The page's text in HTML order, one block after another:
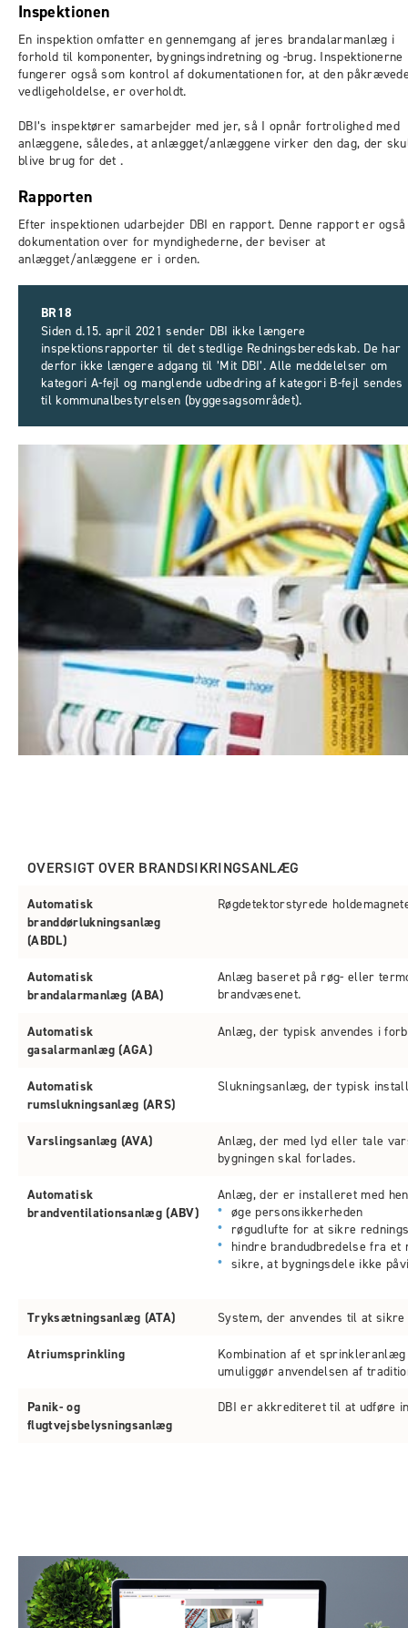
Inspektionen
En inspektion omfatter en gennemgang af jeres brandalarmanlæg i
forhold til komponenter, bygningsindretning og -brug. Inspektionerne
fungerer også som kontrol af dokumentationen for, at den
vedligeholdelse, er overholdt.
DBI’s inspektører samarbejder med jer, så I opnår fortrolighed med
anlæggene, således, at anlægget/anlæggene virker den dag, der
blive brug for det .
Rapporten
Efter inspektionen udarbejder DBI en rapport. Denne rapport er
dokumentation over for myndighederne, der beviser at
anlægget/anlæggene er i orden.
BR18
Siden d.15. april 2021 sender DBI ikke længere
inspektionsrapporter til det stedlige Redningsberedskab. De har
derfor ikke længere adgang til ’Mit DBI’. Alle meddelelser om
kategori A-fejl og manglende udbedring af kategori B-fejl sendes
til kommunalbestyrelsen (byggesagsområdet).
OVERSIGT OVER BRANDSIKRINGSANLÆG
Automatisk
branddørlukningsanlæg
(ABDL)
Røgdetektorstyrede
Automatisk
brandalarmanlæg (ABA)
Anlæg baseret på røg- eller
brandvæsenet.
Automatisk
gasalarmanlæg (AGA)
Anlæg, der typisk anvendes i
Automatisk
rumslukningsanlæg (ARS)
Slukningsanlæg, der typisk
Varslingsanlæg (AVA)
Anlæg, der med lyd eller tale
bygningen skal forlades.
Automatisk
brandventilationsanlæg (ABV)
Anlæg, der er installeret med
øge personsikkerheden
røgudlufte for at sikre
hindre brandudbredelse fra et
sikre, at bygningsdele ikke
Tryksætningsanlæg (ATA) System, der anvendes til at
Atriumsprinkling
Kombination af et
umuliggør anvendelsen af
Panik- og
flugtvejsbelysningsanlæg
DBI er akkrediteret til at udføre